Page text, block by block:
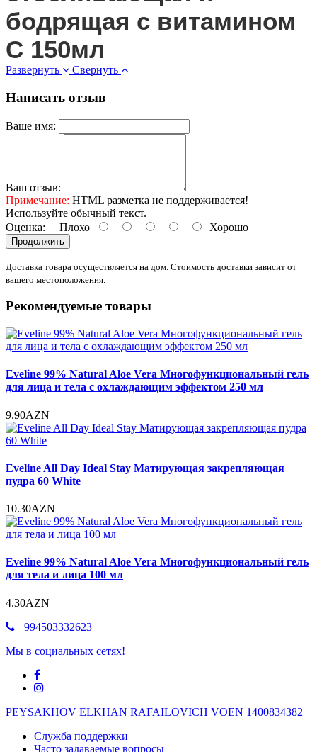
бодрящая с витамином
С 150мл
Развернуть Свернуть
Написать отзыв
Ваше имя:
Ваш отзыв:
Примечание: HTML разметка не поддерживается!
Используйте обычный текст.
Оценка: Плохо Хорошо
Продолжить
Доставка товара осуществляется на дом. Стоимость доставки зависит от
вашего местоположения.
Рекомендуемые товары
Eveline 99% Natural Aloe Vera Многофункциональный гель
для лица и тела с охлаждающим эффектом 250 мл
9.90AZN
Eveline All Day Ideal Stay Матирующая закрепляющая
пудра 60 White
10.30AZN
Eveline 99% Natural Aloe Vera Многофункциональный гель
для тела и лица 100 мл
4.30AZN
+994503332623
Мы в социальных сетях!
PEYSAKHOV ELKHAN RAFAILOVICH VOEN 1400834382
Служба поддержки
Часто задаваемые вопросы